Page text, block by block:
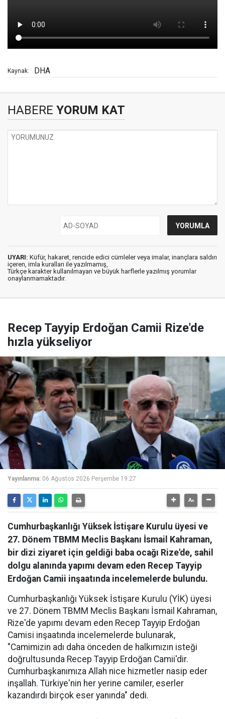
Kaynak: DHA
HABERE YORUM KAT
UYARI: Küfür, hakaret, rencide edici cümleler veya imalar, inançlara saldırı
içeren, imla kuralları ile yazılmamış,
Türkçe karakter kullanılmayan ve büyük harflerle yazılmış yorumlar
onaylanmamaktadır.
Recep Tayyip Erdoğan Camii Rize'de
hızla yükseliyor
Yayınlanma: 06 Ağustos 2026 Perşembe 19:27
Cumhurbaşkanlığı Yüksek İstişare Kurulu üyesi ve
27. Dönem TBMM Meclis Başkanı İsmail Kahraman,
bir dizi ziyaret için geldiği baba ocağı Rize'de, sahil
dolgu alanında yapımı devam eden Recep Tayyip
Erdoğan Camii inşaatında incelemelerde bulundu.
Cumhurbaşkanlığı Yüksek İstişare Kurulu (YİK) üyesi
ve 27. Dönem TBMM Meclis Başkanı İsmail Kahraman,
Rize'de yapımı devam eden Recep Tayyip Erdoğan
Camisi inşaatında incelemelerde bulunarak,
"Camimizin adı daha önceden de halkımızın isteği
doğrultusunda Recep Tayyip Erdoğan Camii'dir.
Cumhurbaşkanımıza Allah nice hizmetler nasip eder
inşallah. Türkiye'nin her yerine camiler, eserler
kazandırdı birçok eser yanında" dedi.